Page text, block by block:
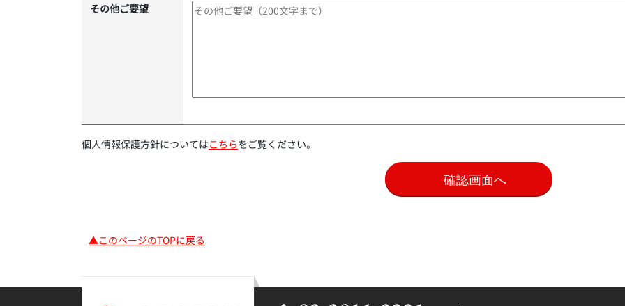
その他ご要望
個人情報保護方針についてはこちらをご覧ください。
▲このページのTOPに戻る